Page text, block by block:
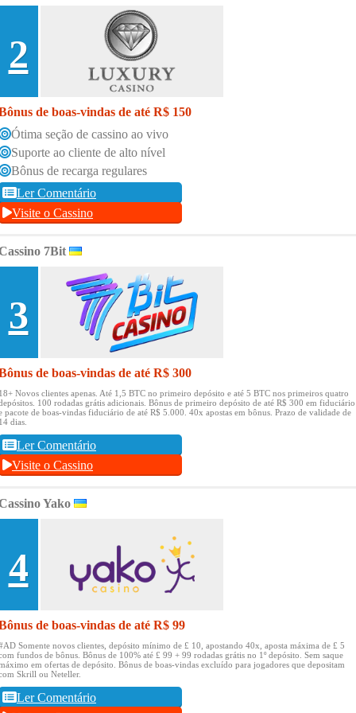
2
de boas-vindas de até R$ 150
Ótima seção de cassino ao vivo
Suporte ao cliente de alto nível
Bônus de recarga regulares
Ler Comentário
Visite o Cassino
7Bit
3
de boas-vindas de até R$ 300
Novos clientes apenas. Até 1,5 BTC no primeiro depósito e até 5 BTC nos primeiros quatro
100 rodadas grátis adicionais. Bônus de primeiro depósito de até R$ 300 em fiduciário
pacote de boas-vindas fiduciário de até R$ 5.000. 40x apostas em bônus. Prazo de validade de
dias.
Ler Comentário
Visite o Cassino
Yako
4
de boas-vindas de até R$ 99
Somente novos clientes, depósito mínimo de £ 10, apostando 40x, aposta máxima de £ 5
fundos de bônus. Bônus de 100% até £ 99 + 99 rodadas grátis no 1º depósito. Sem saque
em ofertas de depósito. Bônus de boas-vindas excluído para jogadores que depositam
Skrill ou Neteller.
Ler Comentário